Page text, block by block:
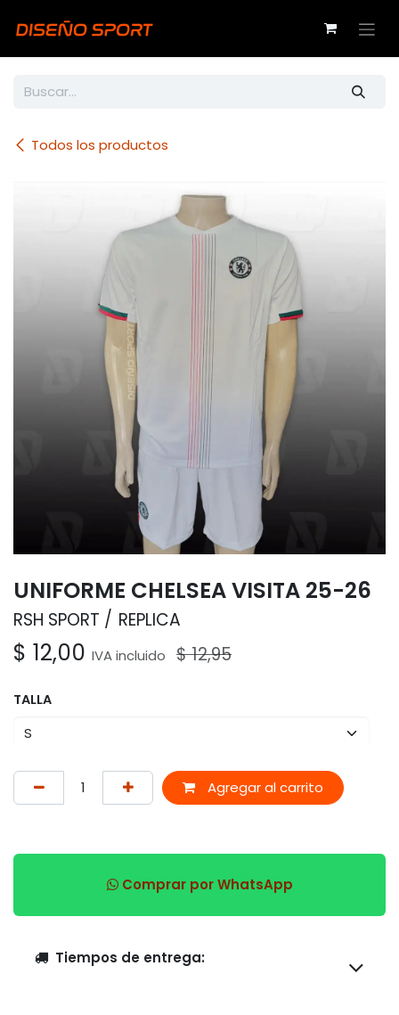
Todos los productos
UNIFORME CHELSEA VISITA 25-26
RSH SPORT REPLICA
$ 12,00 IVA incluido $12,95
TALLA
Agregar al carrito
Comprar por WhatsApp
Tiempos de entrega: